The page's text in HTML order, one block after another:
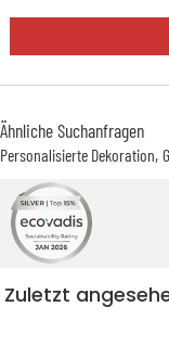
Ähnliche Suchanfragen
Personalisierte Dekoration
Zuletzt